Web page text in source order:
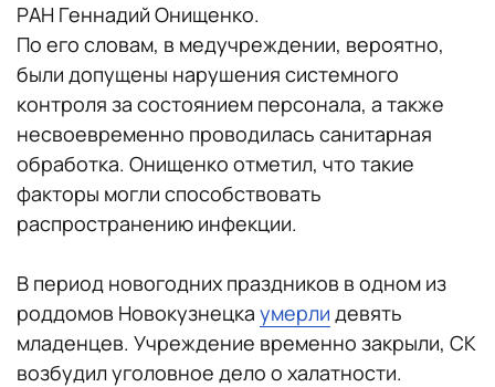
РАН Геннадий Онищенко.
По его словам, в медучреждении, вероятно,
были допущены нарушения системного
контроля за состоянием персонала, а также
несвоевременно проводилась санитарная
обработка. Онищенко отметил, что такие
факторы могли способствовать
распространению инфекции.
В период новогодних праздников в одном из
роддомов Новокузнецка умерли девять
младенцев. Учреждение временно закрыли, СК
возбудил уголовное дело о халатности.